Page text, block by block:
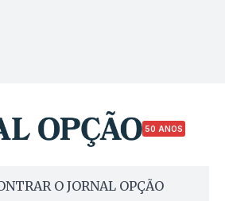
50 ANOS
O JORNAL OPÇÃO